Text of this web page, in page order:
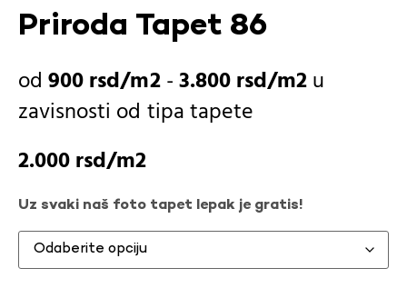
Priroda Tapet 86
900rsd -3.800rsd
u
zavisnosti od tipa tapete
2.000rsd
Uz svaki naš foto tapet lepak je gratis!